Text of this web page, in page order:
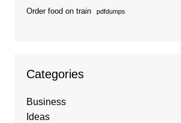
Order food on train pdfdumps
Categories
Business
Ideas